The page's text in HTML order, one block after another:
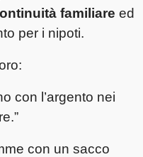
familiare ed
per i nipoti.
con l’argento nei
con un sacco